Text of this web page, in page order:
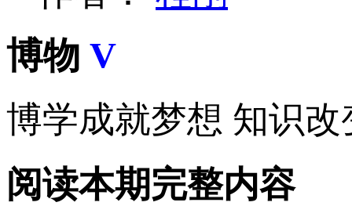
博物 V
博学成就梦想 知识改
阅读本期完整内容